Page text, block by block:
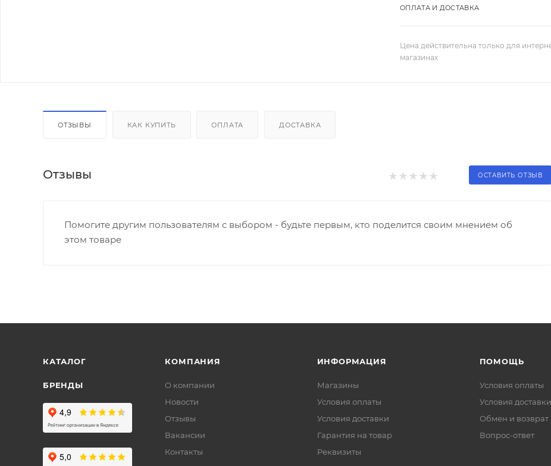
ОПЛАТА И ДОСТАВКА
Цена действительна только для
магазинах
ОТЗЫВЫ КАК КУПИТЬ ОПЛАТА ДОСТАВКА
Отзывы ОСТАВИТЬ ОТЗЫВ
Помогите другим пользователям с выбором - будьте первым, кто поделится своим мнением об
этом товаре
КАТАЛОГ
БРЕНДЫ
КОМПАНИЯ
О компании
Новости
Отзывы
Вакансии
Контакты
ИНФОРМАЦИЯ
Магазины
Условия оплаты
Условия доставки
Гарантия на товар
Реквизиты
ПОМОЩЬ
Условия оплаты
Условия доставки
Обмен и возврат
Вопрос-ответ